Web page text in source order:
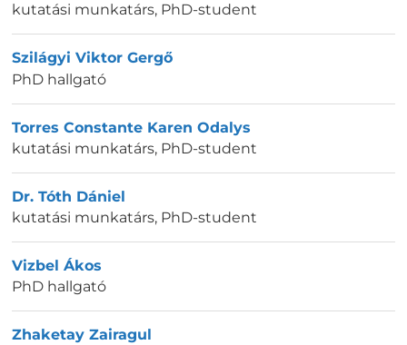
kutatási munkatárs, PhD-student
Szilágyi Viktor Gergő
PhD hallgató
Torres Constante Karen Odalys
kutatási munkatárs, PhD-student
Dr. Tóth Dániel
kutatási munkatárs, PhD-student
Vizbel Ákos
PhD hallgató
Zhaketay Zairagul